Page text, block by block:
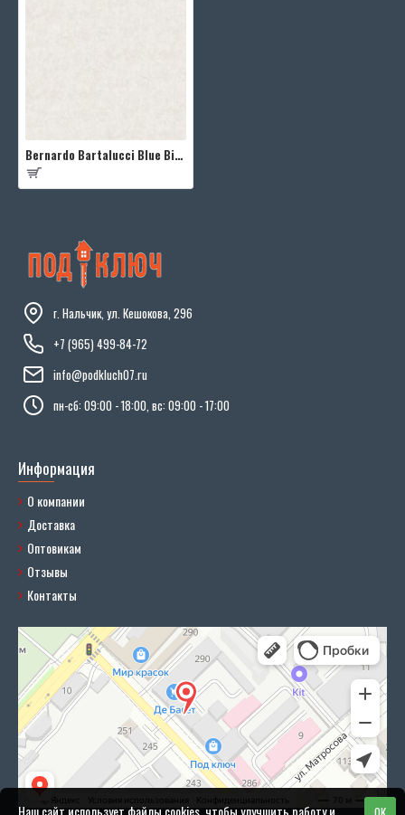
Bernardo Bartalucci Blue Bigi 5067-27
г. Нальчик, ул. Кешокова, 296
+7 (965) 499-84-72
info@podkluch07.ru
пн-сб: 09:00 - 18:00, вс: 09:00 - 17:00
Информация
О компании
Доставка
Оптовикам
Отзывы
Контакты
Наш сайт использует файлы cookies, чтобы улучшить работу и